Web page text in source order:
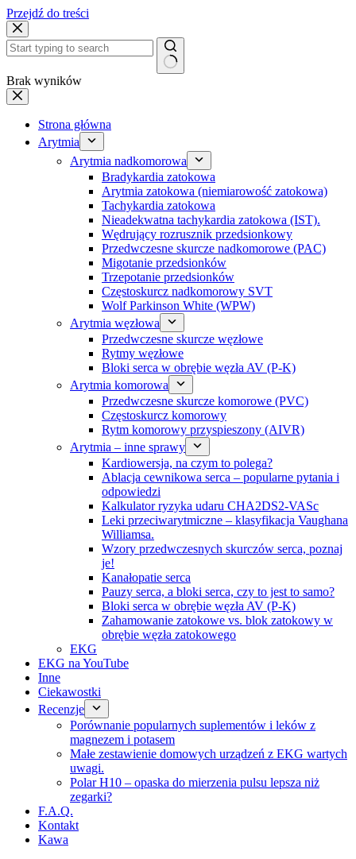
Przejdź do treści
Brak wyników
Strona główna
Arytmia
Arytmia nadkomorowa
Bradykardia zatokowa
Arytmia zatokowa (niemiarowość zatokowa)
Tachykardia zatokowa
Nieadekwatna tachykardia zatokowa (IST).
Wędrujący rozrusznik przedsionkowy
Przedwczesne skurcze nadkomorowe (PAC)
Migotanie przedsionków
Trzepotanie przedsionków
Częstoskurcz nadkomorowy SVT
Wolf Parkinson White (WPW)
Arytmia węzłowa
Przedwczesne skurcze węzłowe
Rytmy węzłowe
Bloki serca w obrębie węzła AV (P-K)
Arytmia komorowa
Przedwczesne skurcze komorowe (PVC)
Częstoskurcz komorowy
Rytm komorowy przyspieszony (AIVR)
Arytmia – inne sprawy
Kardiowersja, na czym to polega?
Ablacja cewnikowa serca – popularne pytania i
odpowiedzi
Kalkulator ryzyka udaru CHA2DS2-VASc
Leki przeciwarytmiczne – klasyfikacja Vaughana
Williamsa.
Wzory przedwczesnych skurczów serca, poznaj
je!
Kanałopatie serca
Pauzy serca, a bloki serca, czy to jest to samo?
Bloki serca w obrębie węzła AV (P-K)
Zahamowanie zatokowe vs. blok zatokowy w
obrębie węzła zatokowego
EKG
EKG na YouTube
Inne
Ciekawostki
Recenzje
Porównanie popularnych suplementów i leków z
magnezem i potasem
Małe zestawienie domowych urządzeń z EKG wartych
uwagi.
Polar H10 – opaska do mierzenia pulsu lepsza niż
zegarki?
F.A.Q.
Kontakt
Kawa